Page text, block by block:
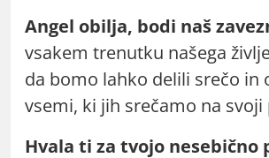
Angel obilja, bodi naš
vsakem trenutku našega
da bomo lahko delili srečo in
vsemi, ki jih srečamo na svoji
Hvala ti za tvojo nesebično